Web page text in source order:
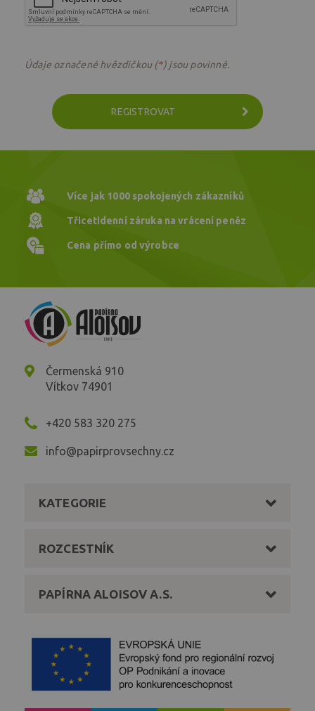
Údaje označené hvězdičkou (*) jsou povinné.
REGISTROVAT
Více jak 1000spokojených zákazníků
Třicetidenní záruka na vrácení peněz
Cena přímo od výrobce
Čermenská 910
Vítkov 74901
+420 583 320 275
info@papirprovsechny.cz
KATEGORIE
ROZCESTNÍK
PAPÍRNA ALOISOV A.S.